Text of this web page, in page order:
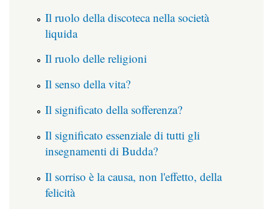
Il ruolo della discoteca nella società
liquida
Il ruolo delle religioni
Il senso della vita?
Il significato della sofferenza?
Il significato essenziale di tutti gli
insegnamenti di Budda?
Il sorriso è la causa, non l'effetto, della
felicità